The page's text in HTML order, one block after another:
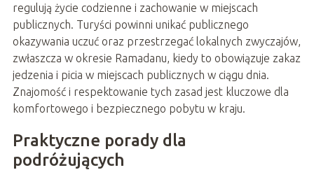
regulują życie codzienne i zachowanie w miejscach
publicznych. Turyści powinni unikać publicznego
okazywania uczuć oraz przestrzegać lokalnych zwyczajów,
zwłaszcza w okresie Ramadanu, kiedy to obowiązuje zakaz
jedzenia i picia w miejscach publicznych w ciągu dnia.
Znajomość i respektowanie tych zasad jest kluczowe dla
komfortowego i bezpiecznego pobytu w kraju.
Praktyczne porady dla
podróżujących